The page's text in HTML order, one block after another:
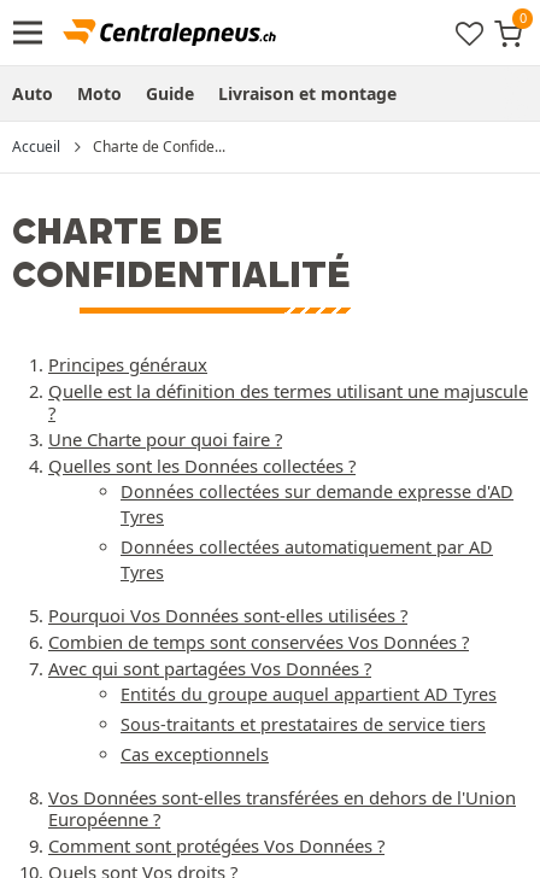
Auto Moto Guide Livraison et montage
Accueil Charte de Confide...
CHARTE DE
CONFIDENTIALITÉ
Principes généraux
Quelle est la définition des termes utilisant une majuscule
?
Une Charte pour quoi faire ?
Quelles sont les Données collectées ?
Données collectées sur demande expresse d'AD
Tyres
Données collectées automatiquement par AD
Tyres
Pourquoi Vos Données sont-elles utilisées ?
Combien de temps sont conservées Vos Données ?
Avec qui sont partagées Vos Données ?
Entités du groupe auquel appartient AD Tyres
Sous-traitants et prestataires de service tiers
Cas exceptionnels
Vos Données sont-elles transférées en dehors de l'Union
Européenne ?
Comment sont protégées Vos Données ?
Quels sont Vos droits ?